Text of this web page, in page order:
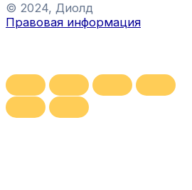
© 2024, Диолд
Правовая информация